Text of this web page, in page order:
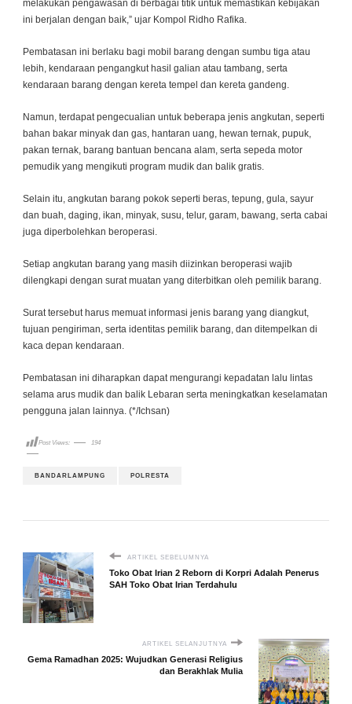
melakukan pengawasan di berbagai titik untuk memastikan kebijakan
ini berjalan dengan baik,” ujar Kompol Ridho Rafika.
Pembatasan ini berlaku bagi mobil barang dengan sumbu tiga atau
lebih, kendaraan pengangkut hasil galian atau tambang, serta
kendaraan barang dengan kereta tempel dan kereta gandeng.
Namun, terdapat pengecualian untuk beberapa jenis angkutan, seperti
bahan bakar minyak dan gas, hantaran uang, hewan ternak, pupuk,
pakan ternak, barang bantuan bencana alam, serta sepeda motor
pemudik yang mengikuti program mudik dan balik gratis.
Selain itu, angkutan barang pokok seperti beras, tepung, gula, sayur
dan buah, daging, ikan, minyak, susu, telur, garam, bawang, serta cabai
juga diperbolehkan beroperasi.
Setiap angkutan barang yang masih diizinkan beroperasi wajib
dilengkapi dengan surat muatan yang diterbitkan oleh pemilik barang.
Surat tersebut harus memuat informasi jenis barang yang diangkut,
tujuan pengiriman, serta identitas pemilik barang, dan ditempelkan di
kaca depan kendaraan.
Pembatasan ini diharapkan dapat mengurangi kepadatan lalu lintas
selama arus mudik dan balik Lebaran serta meningkatkan keselamatan
pengguna jalan lainnya. (*/Ichsan)
Post Views: 194
BANDARLAMPUNG POLRESTA
ARTIKEL SEBELUMNYA
Toko Obat Irian 2 Reborn di Korpri Adalah Penerus
SAH Toko Obat Irian Terdahulu
ARTIKEL SELANJUTNYA
Gema Ramadhan 2025: Wujudkan Generasi Religius
dan Berakhlak Mulia